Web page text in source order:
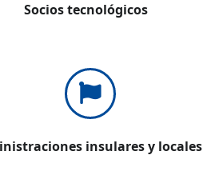
Socios tecnológicos
insulares y locales